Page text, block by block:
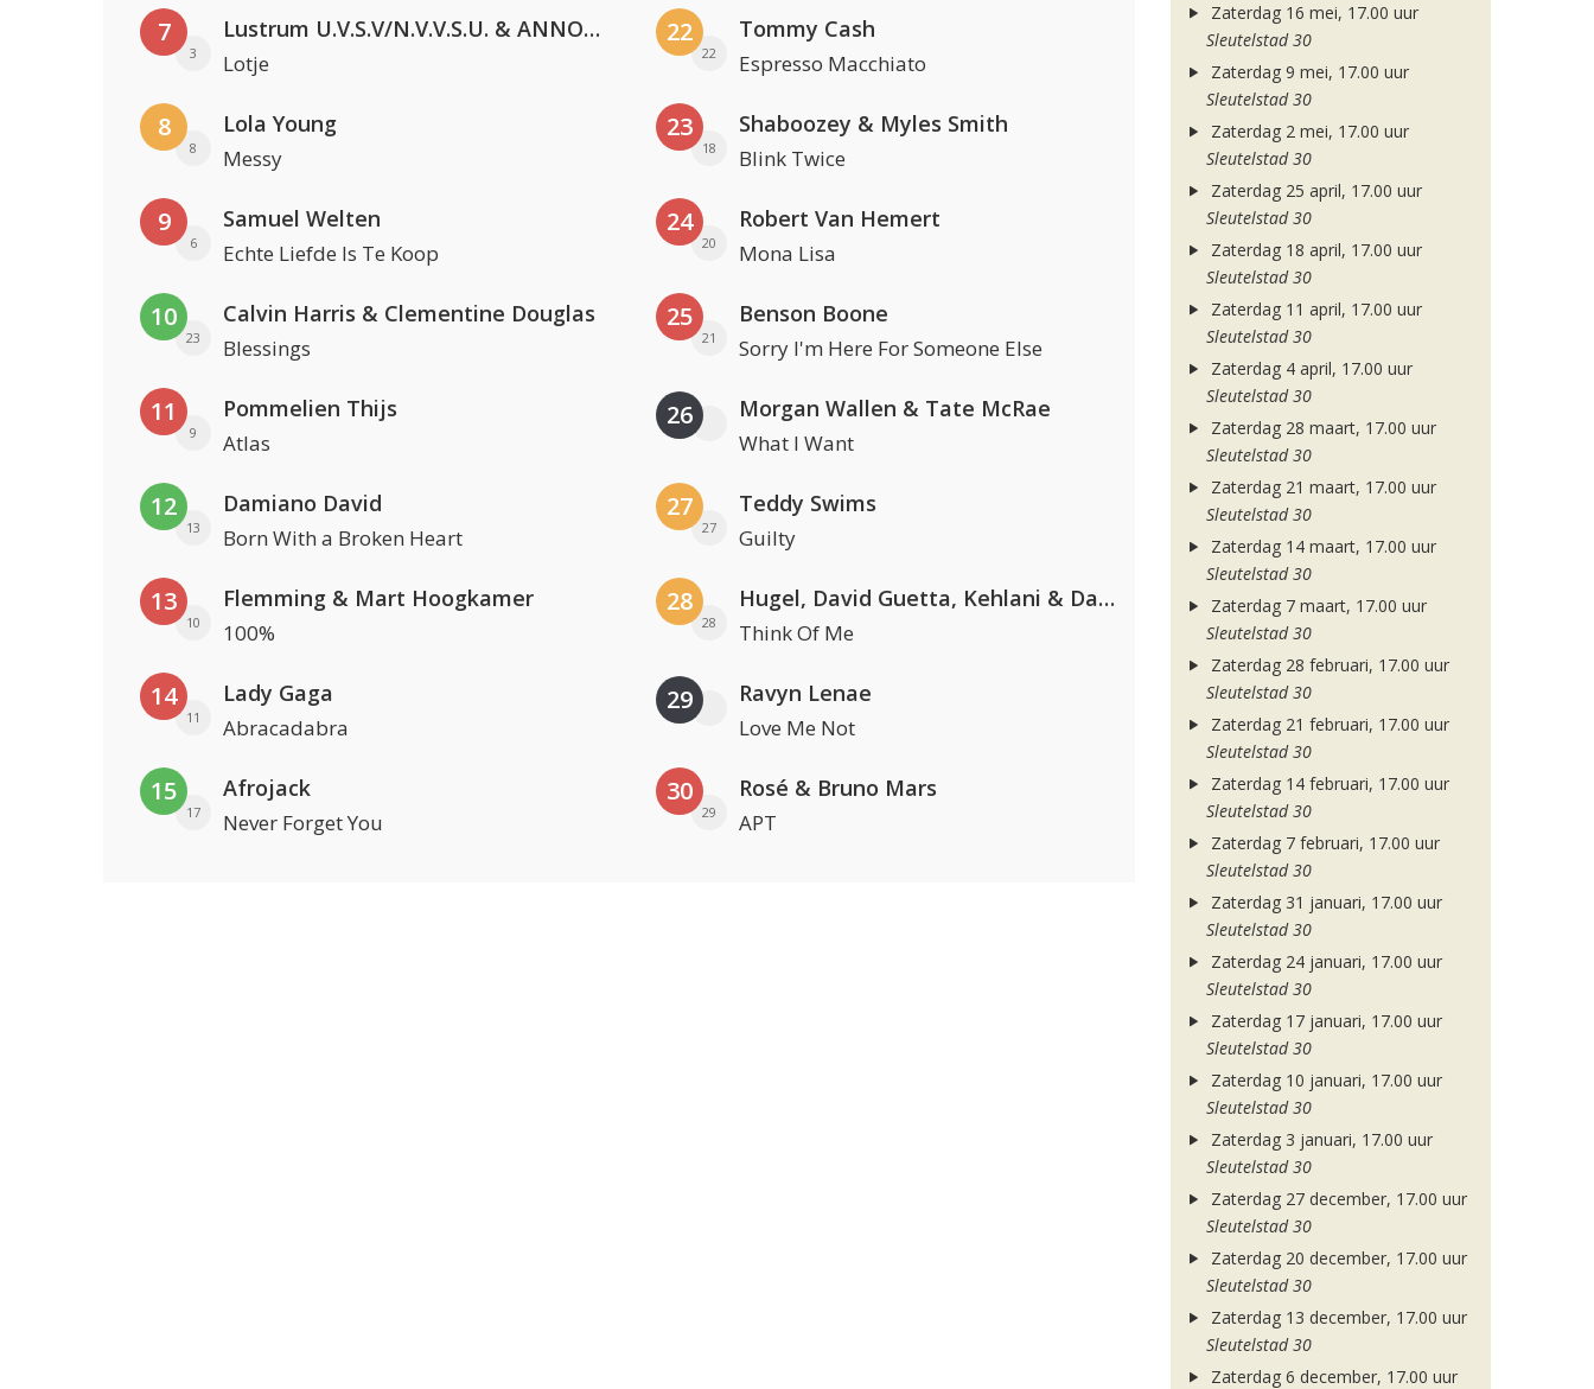
7
3
Lustrum U.V.S.V/N.V.V.S.U. & ANNO ONS & Jopke van Dobbenburgh & Roeland Beelen
Lotje
8
8
Lola Young
Messy
9
6
Samuel Welten
Echte Liefde Is Te Koop
10
23
Calvin Harris & Clementine Douglas
Blessings
11
9
Pommelien Thijs
Atlas
12
13
Damiano David
Born With a Broken Heart
13
10
Flemming & Mart Hoogkamer
100%
14
11
Lady Gaga
Abracadabra
15
17
Afrojack
Never Forget You
22
22
Tommy Cash
Espresso Macchiato
23
18
Shaboozey & Myles Smith
Blink Twice
24
20
Robert Van Hemert
Mona Lisa
25
21
Benson Boone
Sorry I'm Here For Someone Else
26 Morgan Wallen & Tate McRae
What I Want
27
27
Teddy Swims
Guilty
28
28
Hugel, David Guetta, Kehlani & Daecolm
Think Of Me
29 Ravyn Lenae
Love Me Not
30
29
Rosé & Bruno Mars
APT
Zaterdag 16 mei, 17.00 uur
Sleutelstad 30
Zaterdag 9 mei, 17.00 uur
Sleutelstad 30
Zaterdag 2 mei, 17.00 uur
Sleutelstad 30
Zaterdag 25 april, 17.00 uur
Sleutelstad 30
Zaterdag 18 april, 17.00 uur
Sleutelstad 30
Zaterdag 11 april, 17.00 uur
Sleutelstad 30
Zaterdag 4 april, 17.00 uur
Sleutelstad 30
Zaterdag 28 maart, 17.00 uur
Sleutelstad 30
Zaterdag 21 maart, 17.00 uur
Sleutelstad 30
Zaterdag 14 maart, 17.00 uur
Sleutelstad 30
Zaterdag 7 maart, 17.00 uur
Sleutelstad 30
Zaterdag 28 februari, 17.00 uur
Sleutelstad 30
Zaterdag 21 februari, 17.00 uur
Sleutelstad 30
Zaterdag 14 februari, 17.00 uur
Sleutelstad 30
Zaterdag 7 februari, 17.00 uur
Sleutelstad 30
Zaterdag 31 januari, 17.00 uur
Sleutelstad 30
Zaterdag 24 januari, 17.00 uur
Sleutelstad 30
Zaterdag 17 januari, 17.00 uur
Sleutelstad 30
Zaterdag 10 januari, 17.00 uur
Sleutelstad 30
Zaterdag 3 januari, 17.00 uur
Sleutelstad 30
Zaterdag 27 december, 17.00 uur
Sleutelstad 30
Zaterdag 20 december, 17.00 uur
Sleutelstad 30
Zaterdag 13 december, 17.00 uur
Sleutelstad 30
Zaterdag 6 december, 17.00 uur